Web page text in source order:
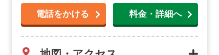
電話をかける 料金・詳細へ